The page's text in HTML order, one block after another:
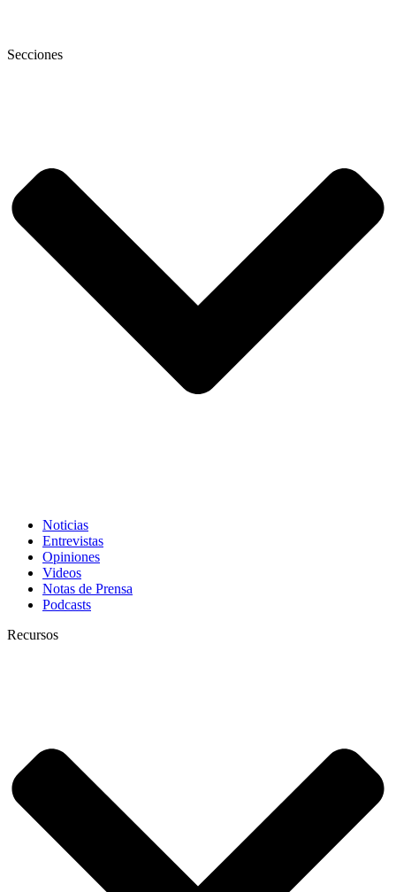
Secciones
Noticias
Entrevistas
Opiniones
Videos
Notas de Prensa
Podcasts
Recursos